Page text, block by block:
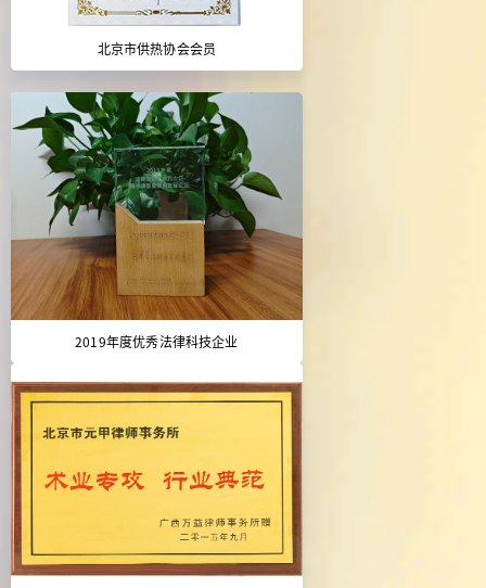
北京市供热协会会员
2019年度优秀法律科技企业